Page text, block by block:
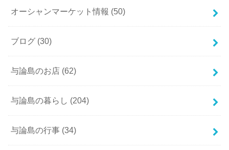
オーシャンマーケット情報 (50)
ブログ (30)
与論島のお店 (62)
与論島の暮らし (204)
与論島の行事 (34)